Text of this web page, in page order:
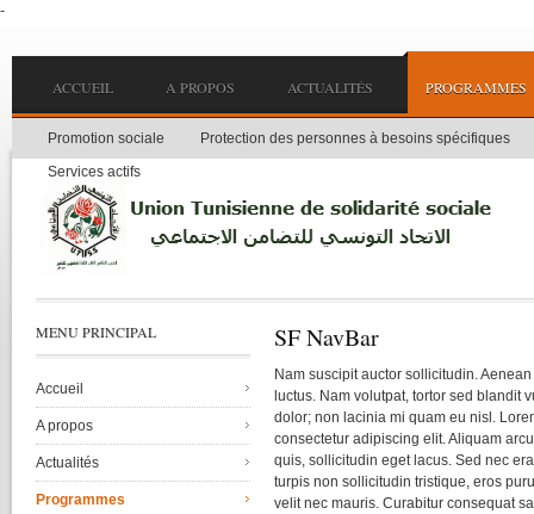
-
Main menu
ACCUEIL A PROPOS ACTUALITÉS PROGRAMMES
Promotion sociale
Protection des personnes à besoins spécifiques
Services actifs
SF NavBar
Nam suscipit auctor sollicitudin.
luctus. Nam volutpat, tortor sed blandit
dolor; non lacinia mi quam eu nisl.
consectetur adipiscing elit. Aliquam
quis, sollicitudin eget lacus. Sed nec
turpis non sollicitudin tristique, eros
velit nec mauris. Curabitur consequat
MENU PRINCIPAL
Accueil
A propos
Actualités
Programmes